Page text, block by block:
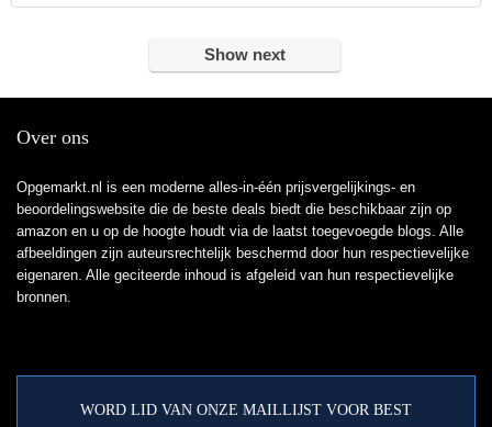
Show next
Over ons
Opgemarkt.nl is een moderne alles-in-één prijsvergelijkings- en
beoordelingswebsite die de beste deals biedt die beschikbaar zijn op
amazon en u op de hoogte houdt via de laatst toegevoegde blogs. Alle
afbeeldingen zijn auteursrechtelijk beschermd door hun respectievelijke
eigenaren. Alle geciteerde inhoud is afgeleid van hun respectievelijke
bronnen.
WORD LID VAN ONZE MAILLIJST VOOR BEST